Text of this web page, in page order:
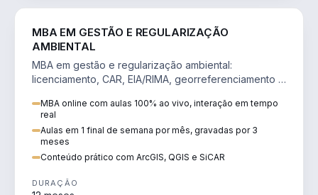
MBA EM GESTÃO E REGULARIZAÇÃO
AMBIENTAL
MBA em gestão e regularização ambiental:
licenciamento, CAR, EIA/RIMA, georreferenciamento e
MBA online com aulas 100% ao vivo, interação em tempo
real
Aulas em 1 final de semana por mês, gravadas por 3
meses
Conteúdo prático com ArcGIS, QGIS e SiCAR
DURAÇÃO